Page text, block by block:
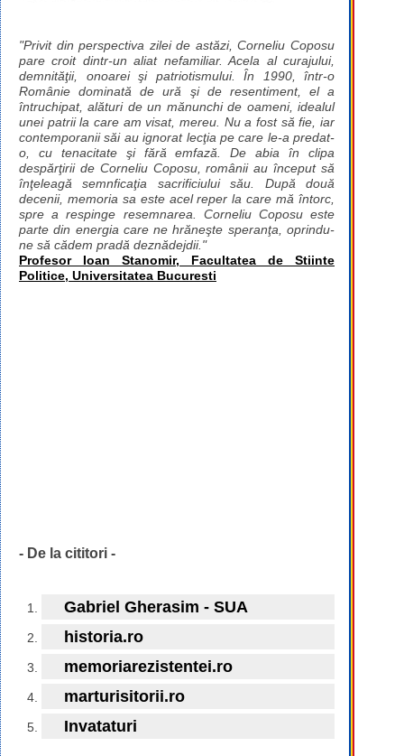
"Privit din perspectiva zilei de astăzi, Corneliu Coposu
pare croit dintr-un aliat nefamiliar. Acela al curajului,
demnităţii, onoarei şi patriotismului. În 1990, într-o
Românie dominată de ură şi de resentiment, el a
întruchipat, alături de un mănunchi de oameni, idealul
unei patrii la care am visat, mereu. Nu a fost să fie, iar
contemporanii săi au ignorat lecţia pe care le-a predat-
o, cu tenacitate şi fără emfază. De abia în clipa
despărţirii de Corneliu Coposu, românii au început să
înţeleagă semnficaţia sacrificiului său. După două
decenii, memoria sa este acel reper la care mă întorc,
spre a respinge resemnarea. Corneliu Coposu este
parte din energia care ne hrăneşte speranţa, oprindu-
ne să cădem pradă deznădejdii."
Profesor Ioan Stanomir, Facultatea de Stiinte
Politice, Universitatea Bucuresti
- De la cititori -
Gabriel Gherasim - SUA
historia.ro
memoriarezistentei.ro
marturisitorii.ro
Invataturi